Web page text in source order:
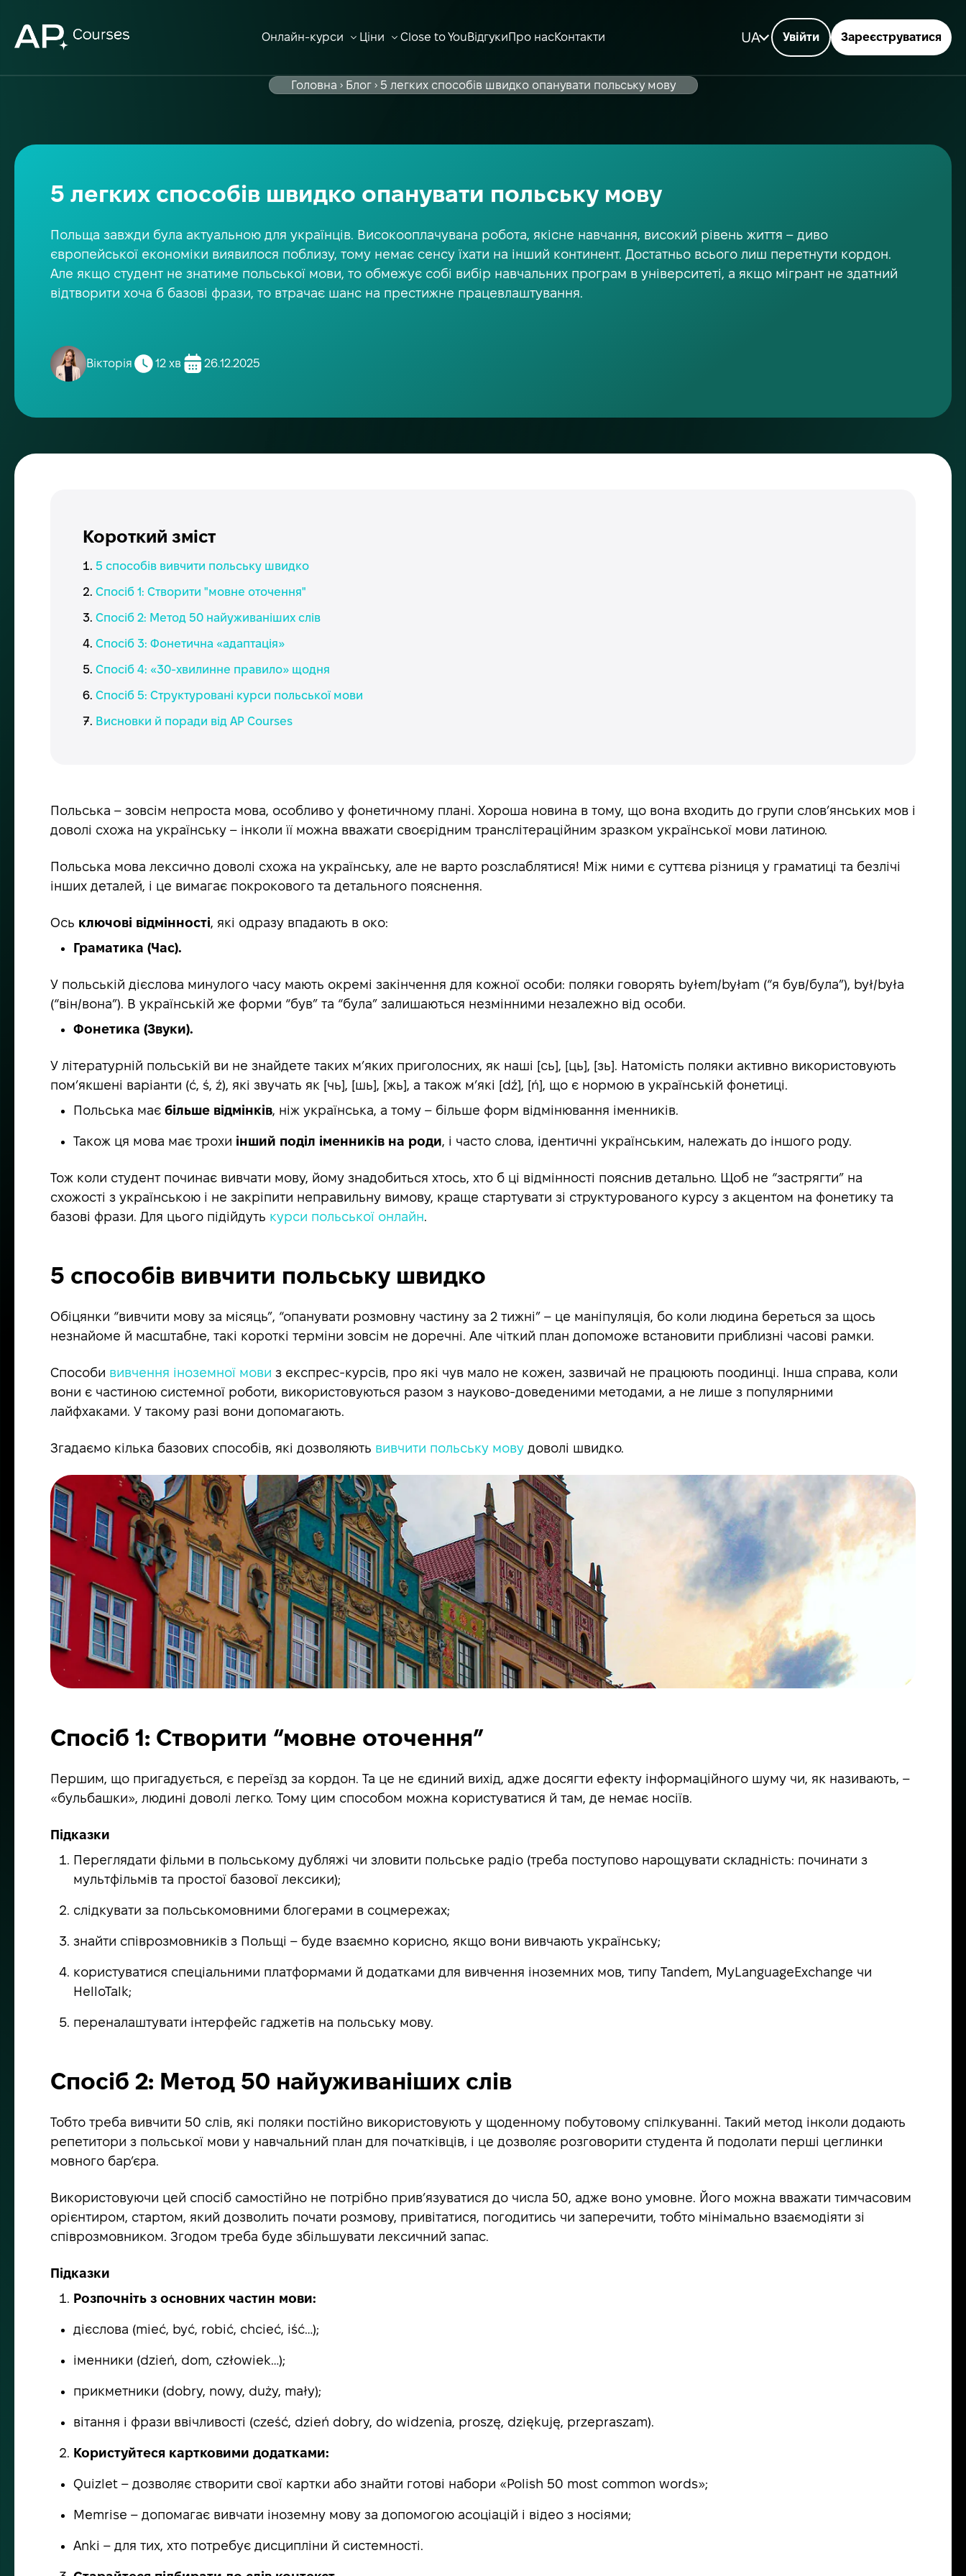
Онлайн-курси ВІДКРИТИ ПІДМЕНЮ
Ціни ВІДКРИТИ ПІДМЕНЮ
Close to YouВідгукиПро насКонтакти UA Увійти Зареєструватися
Головна Блог 5 легких способів швидко опанувати польську мову
5 легких способів швидко опанувати польську мову
Польща завжди була актуальною для українців. Високооплачувана робота, якісне навчання, високий рівень життя – диво
європейської економіки виявилося поблизу, тому немає сенсу їхати на інший континент. Достатньо всього лиш перетнути кордон.
Але якщо студент не знатиме польської мови, то обмежує собі вибір навчальних програм в університеті, а якщо мігрант не здатний
відтворити хоча б базові фрази, то втрачає шанс на престижне працевлаштування.
Вікторія 12 хв 26.12.2025
Короткий зміст
5 способів вивчити польську швидко
Спосіб 1: Створити "мовне оточення"
Спосіб 2: Метод 50 найуживаніших слів
Спосіб 3: Фонетична «адаптація»
Спосіб 4: «30-хвилинне правило» щодня
Спосіб 5: Структуровані курси польської мови
Висновки й поради від AP Courses
Польська – зовсім непроста мова, особливо у фонетичному плані. Хороша новина в тому, що вона входить до групи слов’янських мов і
доволі схожа на українську – інколи її можна вважати своєрідним транслітераційним зразком української мови латиною.
Польська мова лексично доволі схожа на українську, але не варто розслаблятися! Між ними є суттєва різниця у граматиці та безлічі
інших деталей, і це вимагає покрокового та детального пояснення.
Ось ключові відмінності, які одразу впадають в око:
Граматика (Час).
У польській дієслова минулого часу мають окремі закінчення для кожної особи: поляки говорять byłem/byłam (“я був/була”), był/była
(“він/вона”). В українській же форми “був” та “була” залишаються незмінними незалежно від особи.
Фонетика (Звуки).
У літературній польській ви не знайдете таких м’яких приголосних, як наші [сь], [ць], [зь]. Натомість поляки активно використовують
пом’якшені варіанти (ć, ś, ź), які звучать як [чь], [шь], [жь], а також м’які [dź], [ń], що є нормою в українській фонетиці.
Польська має більше відмінків, ніж українська, а тому – більше форм відмінювання іменників.
Також ця мова має трохи інший поділ іменників на роди, і часто слова, ідентичні українським, належать до іншого роду.
Тож коли студент починає вивчати мову, йому знадобиться хтось, хто б ці відмінності пояснив детально. Щоб не “застрягти” на
схожості з українською і не закріпити неправильну вимову, краще стартувати зі структурованого курсу з акцентом на фонетику та
базові фрази. Для цього підійдуть курси польської онлайн.
5 способів вивчити польську швидко
Обіцянки “вивчити мову за місяць”, “опанувати розмовну частину за 2 тижні” – це маніпуляція, бо коли людина береться за щось
незнайоме й масштабне, такі короткі терміни зовсім не доречні. Але чіткий план допоможе встановити приблизні часові рамки.
Способи вивчення іноземної мови з експрес-курсів, про які чув мало не кожен, зазвичай не працюють поодинці. Інша справа, коли
вони є частиною системної роботи, використовуються разом з науково-доведеними методами, а не лише з популярними
лайфхаками. У такому разі вони допомагають.
Згадаємо кілька базових способів, які дозволяють вивчити польську мову доволі швидко.
Спосіб 1: Створити “мовне оточення”
Першим, що пригадується, є переїзд за кордон. Та це не єдиний вихід, адже досягти ефекту інформаційного шуму чи, як називають, –
«бульбашки», людині доволі легко. Тому цим способом можна користуватися й там, де немає носіїв.
Підказки
Переглядати фільми в польському дубляжі чи зловити польське радіо (треба поступово нарощувати складність: починати з
мультфільмів та простої базової лексики);
слідкувати за польськомовними блогерами в соцмережах;
знайти співрозмовників з Польщі – буде взаємно корисно, якщо вони вивчають українську;
користуватися спеціальними платформами й додатками для вивчення іноземних мов, типу Tandem, MyLanguageExchange чи
HelloTalk;
переналаштувати інтерфейс гаджетів на польську мову.
Спосіб 2: Метод 50 найуживаніших слів
Тобто треба вивчити 50 слів, які поляки постійно використовують у щоденному побутовому спілкуванні. Такий метод інколи додають
репетитори з польської мови у навчальний план для початківців, і це дозволяє розговорити студента й подолати перші цеглинки
мовного бар’єра.
Використовуючи цей спосіб самостійно не потрібно прив’язуватися до числа 50, адже воно умовне. Його можна вважати тимчасовим
орієнтиром, стартом, який дозволить почати розмову, привітатися, погодитись чи заперечити, тобто мінімально взаємодіяти зі
співрозмовником. Згодом треба буде збільшувати лексичний запас.
Підказки
Розпочніть з основних частин мови:
дієслова (mieć, być, robić, chcieć, iść…);
іменники (dzień, dom, człowiek…);
прикметники (dobry, nowy, duży, mały);
вітання і фрази ввічливості (cześć, dzień dobry, do widzenia, proszę, dziękuję, przepraszam).
Користуйтеся картковими додатками:
Quizlet – дозволяє створити свої картки або знайти готові набори «Polish 50 most common words»;
Memrise – допомагає вивчати іноземну мову за допомогою асоціацій і відео з носіями;
Anki – для тих, хто потребує дисципліни й системності.